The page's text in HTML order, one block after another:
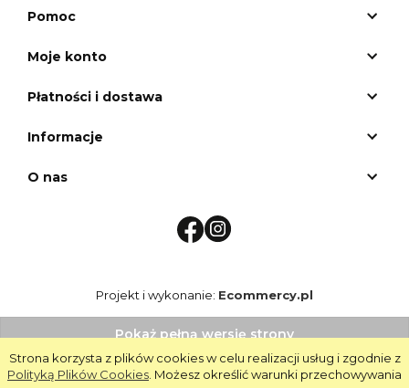
Strona korzysta z plików cookies w celu realizacji usług i zgodnie z
Polityką Plików Cookies . Możesz określić warunki przechowywania
Pomoc
Moje konto
Płatności i dostawa
Informacje
O nas
Projekt i wykonanie: Ecommercy.pl
Pokaż pełną wersję strony
Google Maps